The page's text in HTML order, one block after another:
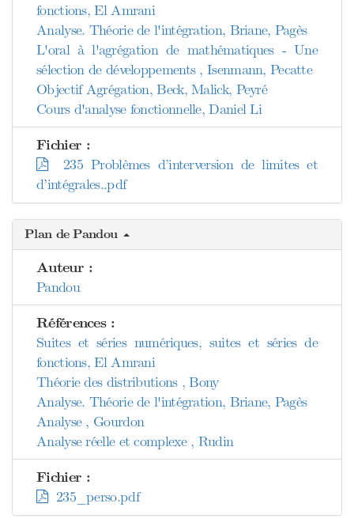
fonctions, El Amrani
Analyse. Théorie de l'intégration, Briane, Pagès
L'oral à l'agrégation de mathématiques - Une
sélection de développements , Isenmann, Pecatte
Objectif Agrégation, Beck, Malick, Peyré
Cours d'analyse fonctionnelle, Daniel Li
Fichier :
235 Problèmes d’interversion de limites et
d’intégrales..pdf
Plan de Pandou
Auteur :
Pandou
Références :
Suites et séries numériques, suites et séries de
fonctions, El Amrani
Théorie des distributions , Bony
Analyse. Théorie de l'intégration, Briane, Pagès
Analyse , Gourdon
Analyse réelle et complexe , Rudin
Fichier :
235_perso.pdf